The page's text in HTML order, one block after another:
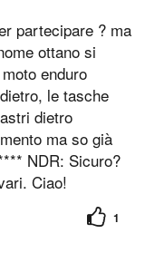
partecipare ? ma
ottano si
enduro
le tasche
dietro
ma so già
NDR: Sicuro?
Ciao!
1